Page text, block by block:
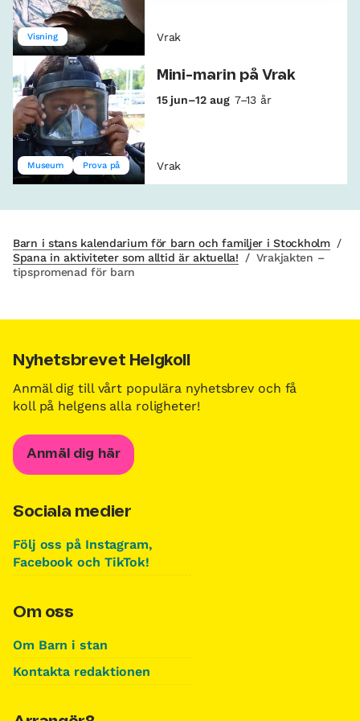
Visning Vrak
Museum Prova på
Mini-marin på Vrak
15 jun–12 aug 7–13 år
Vrak
Barn i stans kalendarium för barn och familjer i Stockholm /
Spana in aktiviteter som alltid är aktuella!
/ Vrakjakten –
tipspromenad för barn
Nyhetsbrevet Helgkoll
Anmäl dig till vårt populära nyhetsbrev och få
koll på helgens alla roligheter!
Anmäl dig här
Sociala medier
Följ oss på Instagram,
Facebook och TikTok!
Om oss
Om Barn i stan
Kontakta redaktionen